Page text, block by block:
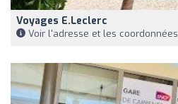
Voyages E.Leclerc
Voir l'adresse et les coordonnées